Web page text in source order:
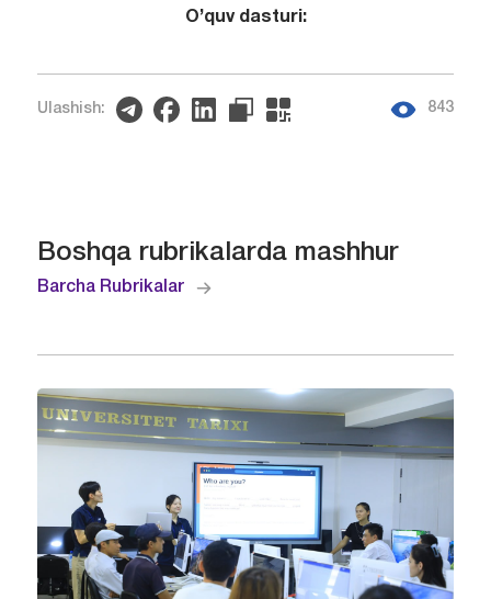
O’quv dasturi:
Ulashish: 843
Boshqa rubrikalarda mashhur
Barcha Rubrikalar